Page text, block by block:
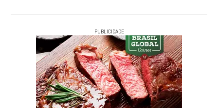
PUBLICIDADE